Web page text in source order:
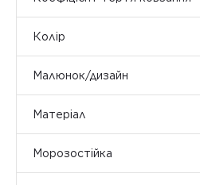
Колір
Малюнок/дизайн
Матеріал
Морозостійка